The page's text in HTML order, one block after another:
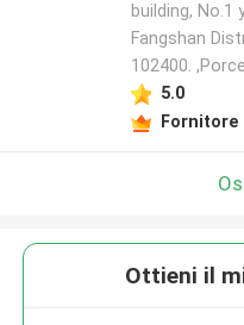
building, No.1
Fangshan
102400.
5.0
Ottieni il